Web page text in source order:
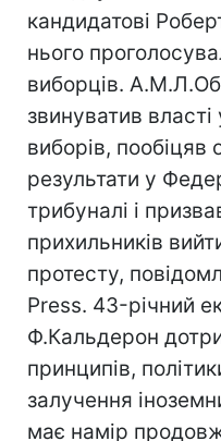
кандидатові
нього
виборців.
звинуватив власті
виборів, пообіцяв
результати у
трибуналі і
прихильників
протесту,
Press. 43-річний
Ф.Кальдерон
принципів,
залучення
має намір